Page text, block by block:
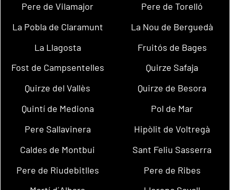
Pere de Vilamajor
Pere de Torelló
La Pobla de Claramunt
La Nou de Berguedà
La Llagosta
Fruitós de Bages
Fost de Campsentelles
Quirze Safaja
Quirze del Vallès
Quirze de Besora
Quintí de Mediona
Pol de Mar
Pere Sallavinera
Hipòlit de Voltregà
Caldes de Montbui
Sant Feliu Sasserra
Pere de Riudebitlles
Pere de Ribes